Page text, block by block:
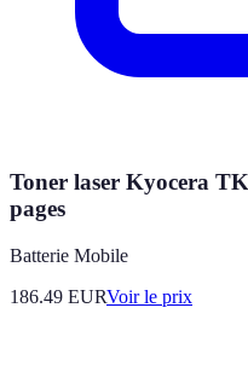
Toner laser Kyocera
pages
Batterie Mobile
186.49 EURVoir le prix